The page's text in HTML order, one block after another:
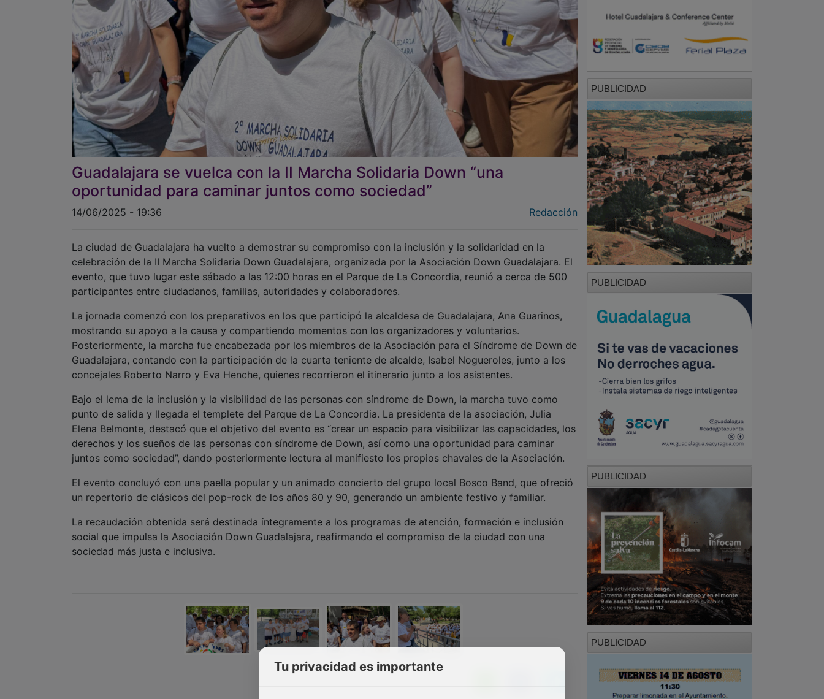
Guadalajara se vuelca con la II Marcha Solidaria Down “una
oportunidad para caminar juntos como sociedad”
14/06/2025 - 19:36 Redacción
La ciudad de Guadalajara ha vuelto a demostrar su compromiso con la inclusión y la solidaridad en la
celebración de la II Marcha Solidaria Down Guadalajara, organizada por la Asociación Down Guadalajara. El
evento, que tuvo lugar este sábado a las 12:00 horas en el Parque de La Concordia, reunió a cerca de 500
participantes entre ciudadanos, familias, autoridades y colaboradores.
La jornada comenzó con los preparativos en los que participó la alcaldesa de Guadalajara, Ana Guarinos,
mostrando su apoyo a la causa y compartiendo momentos con los organizadores y voluntarios.
Posteriormente, la marcha fue encabezada por los miembros de la Asociación para el Síndrome de Down de
Guadalajara, contando con la participación de la cuarta teniente de alcalde, Isabel Nogueroles, junto a los
concejales Roberto Narro y Eva Henche, quienes recorrieron el itinerario junto a los asistentes.
Bajo el lema de la inclusión y la visibilidad de las personas con síndrome de Down, la marcha tuvo como
punto de salida y llegada el templete del Parque de La Concordia. La presidenta de la asociación, Julia
Elena Belmonte, destacó que el objetivo del evento es “crear un espacio para visibilizar las capacidades, los
derechos y los sueños de las personas con síndrome de Down, así como una oportunidad para caminar
juntos como sociedad”, dando posteriormente lectura al manifiesto los propios chavales de la Asociación.
El evento concluyó con una paella popular y un animado concierto del grupo local Bosco Band, que ofreció
un repertorio de clásicos del pop-rock de los años 80 y 90, generando un ambiente festivo y familiar.
La recaudación obtenida será destinada íntegramente a los programas de atención, formación e inclusión
social que impulsa la Asociación Down Guadalajara, reafirmando el compromiso de la ciudad con una
sociedad más justa e inclusiva.
PUBLICIDAD
PUBLICIDAD
PUBLICIDAD
PUBLICIDAD
Tu privacidad es importante